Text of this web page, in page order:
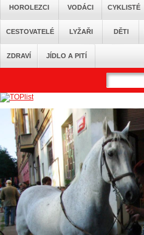
HOROLEZCI VODÁCI CYKLISTÉ
CESTOVATELÉ LYŽAŘI DĚTI
ZDRAVÍ JÍDLO A PITÍ